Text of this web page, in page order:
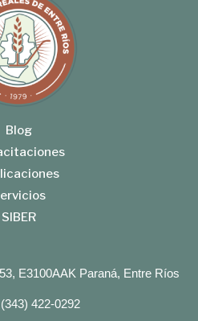
Blog
SIBER
E3100AAK Paraná, Entre Ríos
422-0292